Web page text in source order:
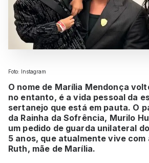
Foto: Instagram
O nome de Marília Mendonça
no entanto, é a vida pessoal da
sertanejo que está em pauta. O
da Rainha da Sofrência, Murilo
um pedido de guarda unilateral
5 anos, que atualmente vive com
Ruth, mãe de Marília.